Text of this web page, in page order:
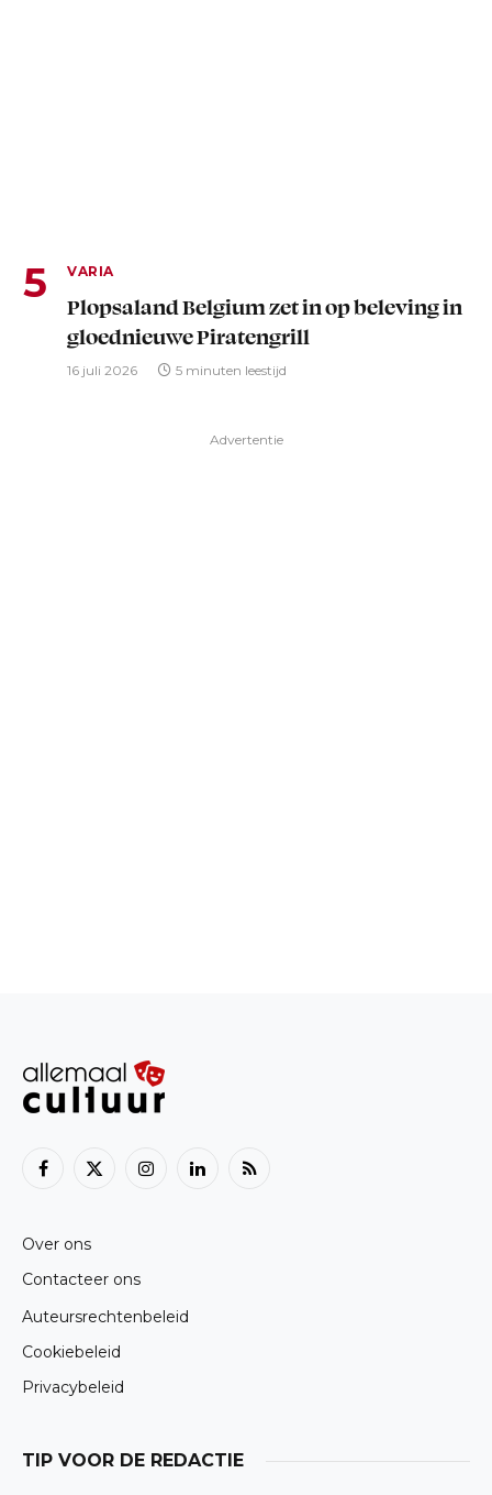
VARIA
Plopsaland Belgium zet in op beleving in
gloednieuwe Piratengrill
16 juli 2026 5 minuten leestijd
Advertentie
Facebook
X
InstagramLinkedInRSS
Over ons
Contacteer ons
Auteursrechtenbeleid
Cookiebeleid
Privacybeleid
TIP VOOR DE REDACTIE